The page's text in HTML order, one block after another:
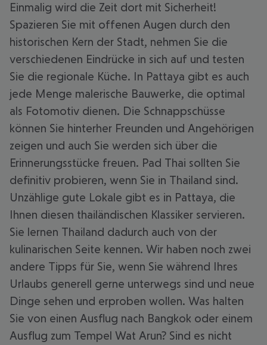
Einmalig wird die Zeit dort mit Sicherheit!
Spazieren Sie mit offenen Augen durch den
historischen Kern der Stadt, nehmen Sie die
verschiedenen Eindrücke in sich auf und testen
Sie die regionale Küche. In Pattaya gibt es auch
jede Menge malerische Bauwerke, die optimal
als Fotomotiv dienen. Die Schnappschüsse
können Sie hinterher Freunden und Angehörigen
zeigen und auch Sie werden sich über die
Erinnerungsstücke freuen. Pad Thai sollten Sie
definitiv probieren, wenn Sie in Thailand sind.
Unzählige gute Lokale gibt es in Pattaya, die
Ihnen diesen thailändischen Klassiker servieren.
Sie lernen Thailand dadurch auch von der
kulinarischen Seite kennen. Wir haben noch zwei
andere Tipps für Sie, wenn Sie während Ihres
Urlaubs generell gerne unterwegs sind und neue
Dinge sehen und erproben wollen. Was halten
Sie von einen Ausflug nach Bangkok oder einem
Ausflug zum Tempel Wat Arun? Sind es nicht